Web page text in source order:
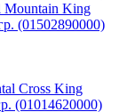
King
(01502890000)